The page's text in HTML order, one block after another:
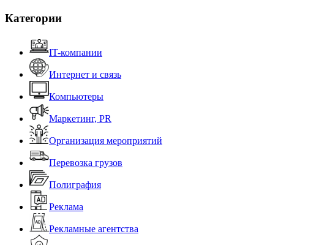
Категории
IT-компании
Интернет и связь
Компьютеры
Маркетинг, PR
Организация мероприятий
Перевозка грузов
Полиграфия
Реклама
Рекламные агентства